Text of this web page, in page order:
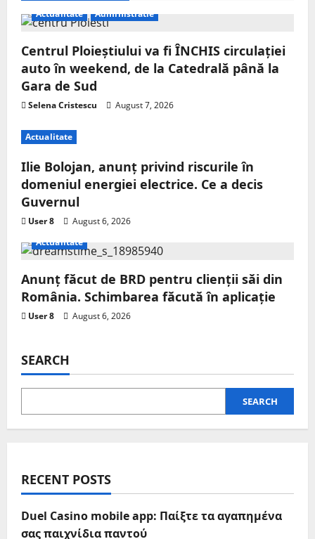
Actualitate Administratie
Centrul Ploieștiului va fi ÎNCHIS circulației
auto în weekend, de la Catedrală până la
Gara de Sud
Selena Cristescu August 7, 2026
Actualitate
Ilie Bolojan, anunț privind riscurile în
domeniul energiei electrice. Ce a decis
Guvernul
User 8
August 6, 2026
Actualitate
Anunț făcut de BRD pentru clienții săi din
România. Schimbarea făcută în aplicație
User 8 August 6, 2026
SEARCH
SEARCH
RECENT POSTS
Duel Casino mobile app: Παίξτε τα αγαπημένα
σας παιχνίδια παντού